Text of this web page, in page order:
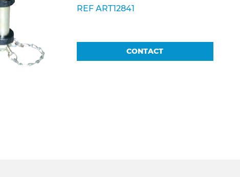
REF ART12841
CONTACT